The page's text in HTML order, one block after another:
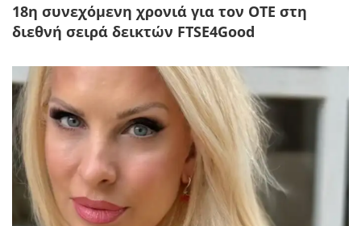
18η συνεχόμενη χρονιά για τον ΟΤΕ στη
διεθνή σειρά δεικτών FTSE4Good